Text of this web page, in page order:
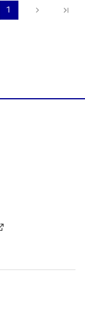
précédente
1 Page